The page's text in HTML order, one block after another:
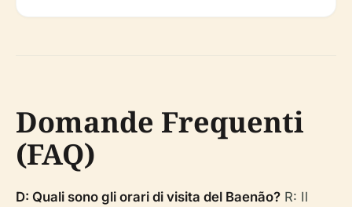
Domande Frequenti
(FAQ)
D: Quali sono gli orari di visita del Baenão? R: Il